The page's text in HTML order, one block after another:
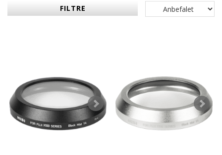
FILTRE